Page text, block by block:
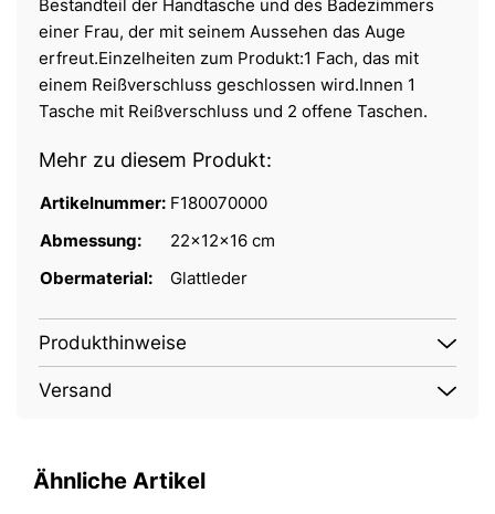
Bestandteil der Handtasche und des Badezimmers
einer Frau, der mit seinem Aussehen das Auge
erfreut.Einzelheiten zum Produkt:1 Fach, das mit
einem Reißverschluss geschlossen wird.Innen 1
Tasche mit Reißverschluss und 2 offene Taschen.
Mehr zu diesem Produkt:
Artikelnummer: F180070000
Abmessung:
22x12x16 cm
Obermaterial:
Glattleder
Produkthinweise
Versand
Ähnliche Artikel